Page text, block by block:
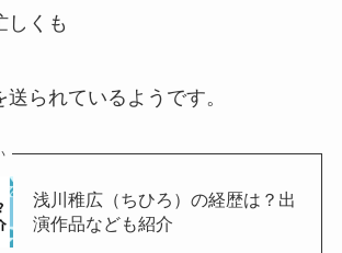
しくも
られているようです。
浅川稚広（ちひろ）の経歴は？出
演作品なども紹介